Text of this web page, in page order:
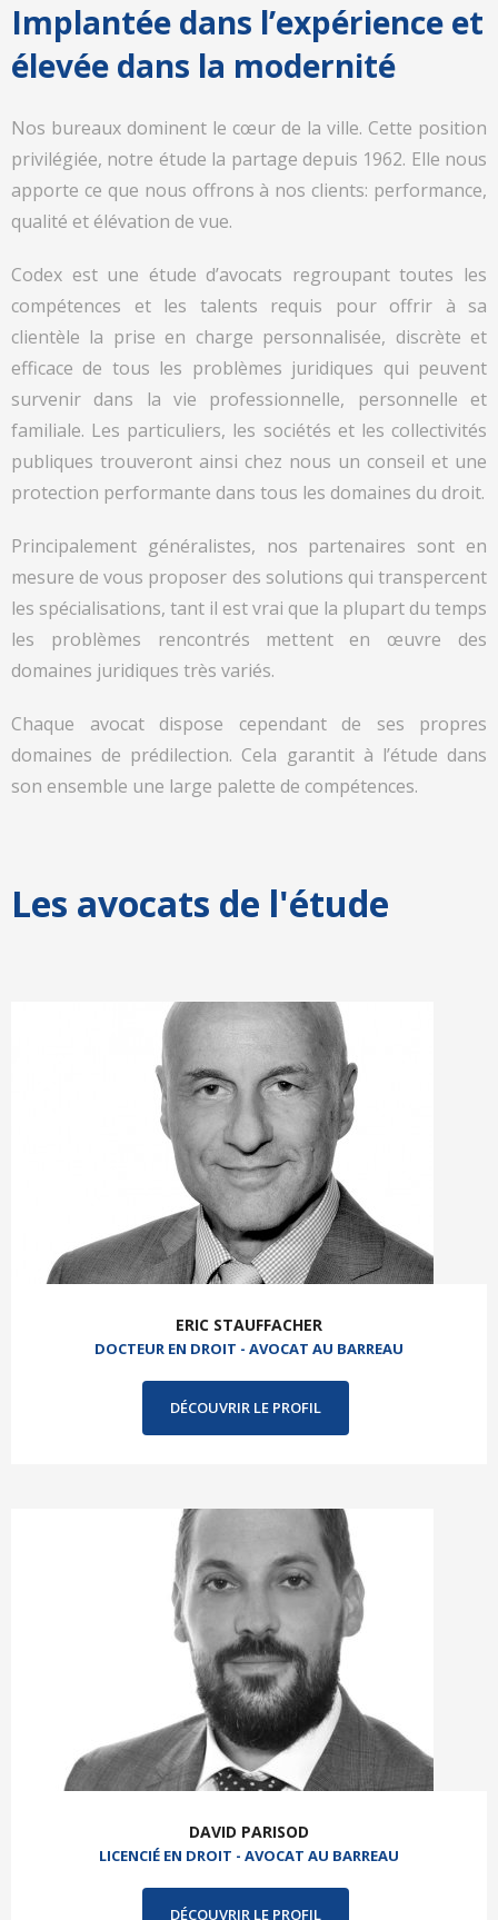
Implantée dans l’expérience et
élevée dans la modernité
Nos bureaux dominent le cœur de la ville. Cette position
privilégiée, notre étude la partage depuis 1962. Elle nous
apporte ce que nous offrons à nos clients: performance,
qualité et élévation de vue.
Codex est une étude d’avocats regroupant toutes les
compétences et les talents requis pour offrir à sa
clientèle la prise en charge personnalisée, discrète et
efficace de tous les problèmes juridiques qui peuvent
survenir dans la vie professionnelle, personnelle et
familiale. Les particuliers, les sociétés et les collectivités
publiques trouveront ainsi chez nous un conseil et une
protection performante dans tous les domaines du droit.
Principalement généralistes, nos partenaires sont en
mesure de vous proposer des solutions qui transpercent
les spécialisations, tant il est vrai que la plupart du temps
les problèmes rencontrés mettent en œuvre des
domaines juridiques très variés.
Chaque avocat dispose cependant de ses propres
domaines de prédilection. Cela garantit à l’étude dans
son ensemble une large palette de compétences.
Les avocats de l'étude
ERIC STAUFFACHER
DOCTEUR EN DROIT - AVOCAT AU BARREAU
DÉCOUVRIR LE PROFIL
DAVID PARISOD
LICENCIÉ EN DROIT - AVOCAT AU BARREAU
DÉCOUVRIR LE PROFIL